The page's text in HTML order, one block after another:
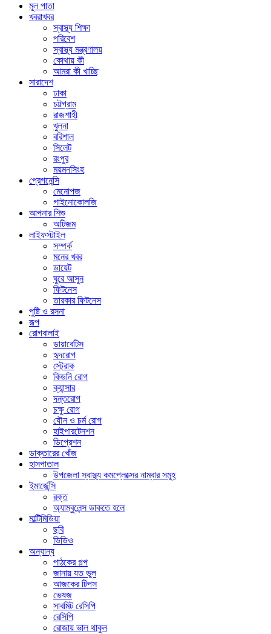
মূল পাতা
খবরাখবর
স্বাস্থ্য শিক্ষা
পরিবেশ
স্বাস্থ্য মন্ত্রণালয়
কোথায় কী
আমরা কী খাচ্ছি
সারাদেশ
ঢাকা
চট্টগ্রাম
রাজশাহী
খুলনা
বরিশাল
সিলেট
রংপুর
ময়মনসিংহ
প্রেগনেন্সি
মেনোপজ
গাইনোকোলজি
আপনার শিশু
অটিজম
লাইফস্টাইল
সম্পর্ক
মনের খবর
ডায়েট
ঘুরে আসুন
ফিটনেস
তারকার ফিটনেস
পুষ্টি ও রসনা
রূপ
রোগবালাই
ডায়াবেটিস
হৃদরোগ
স্ট্রোক
কিডনি রোগ
ক্যান্সার
দন্তরোগ
চক্ষু রোগ
যৌন ও চর্ম রোগ
হাইপারটেনশন
ডিপ্রেশন
ডাক্তারের খোঁজ
হাসপাতাল
উপজেলা স্বাস্থ্য কমপ্লেক্সের নাম্বার সমূহ
ইমার্জেন্সি
রক্ত
অ্যাম্বুলেন্স ডাকতে হলে
মাল্টিমিডিয়া
ছবি
ভিডিও
অন্যান্য
পাঠকের গল্প
জানায় যত ভুল
আজকের টিপস
ভেষজ
সাবমিট রেসিপি
রেসিপি
রোজায় ভাল থাকুন